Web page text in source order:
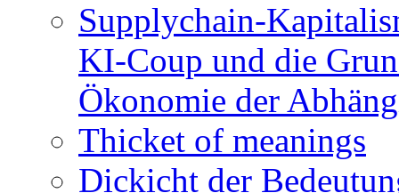
Supplychain-
KI-Coup und die
Ökonomie der
Thicket of meanings
Dickicht der